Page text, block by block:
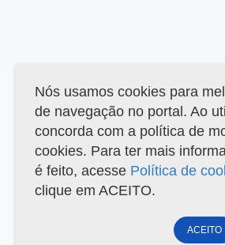
Nós usamos cookies para
de navegação no portal. Ao
concorda com a política de
cookies. Para ter mais
é feito, acesse Política de
clique em ACEITO.
ACEITO